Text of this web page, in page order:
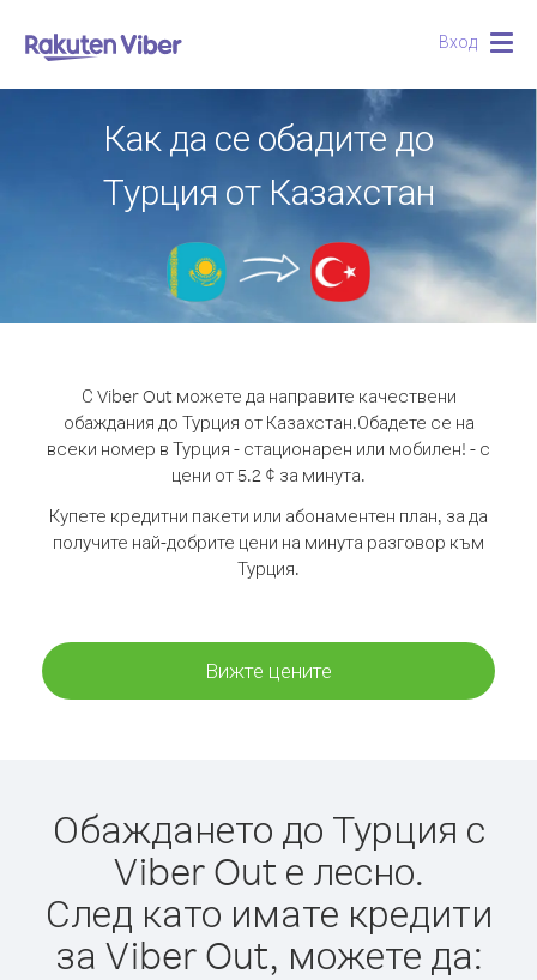
Вход
Как да се обадите до
Турция от Казахстан
С Viber Out можете да направите качествени
обаждания до Турция от Казахстан.Обадете се на
всеки номер в Турция - стационарен или мобилен! - с
цени от 5.2 ¢ за минута.
Купете кредитни пакети или абонаментен план, за да
получите най-добрите цени на минута разговор към
Турция.
Вижте цените
Обаждането до Турция с
Viber Out е лесно.
След като имате кредити
за Viber Out, можете да: